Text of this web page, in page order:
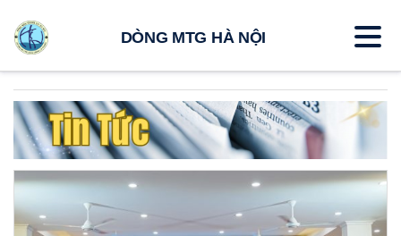
DÒNG MTG HÀ NỘI